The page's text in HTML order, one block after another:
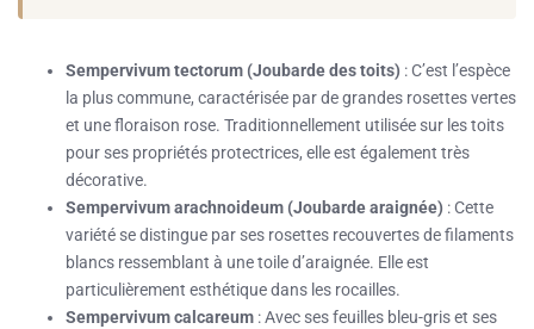
Sempervivum tectorum (Joubarde des toits) : C’est l’espèce
la plus commune, caractérisée par de grandes rosettes vertes
et une floraison rose. Traditionnellement utilisée sur les toits
pour ses propriétés protectrices, elle est également très
décorative.
Sempervivum arachnoideum (Joubarde araignée) : Cette
variété se distingue par ses rosettes recouvertes de filaments
blancs ressemblant à une toile d’araignée. Elle est
particulièrement esthétique dans les rocailles.
Sempervivum calcareum : Avec ses feuilles bleu-gris et ses